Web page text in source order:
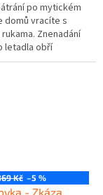
po mytickém
domů vracíte s
Znenadání
letadla obří
hlava a vy se
Kč –5 %
- Zkáza